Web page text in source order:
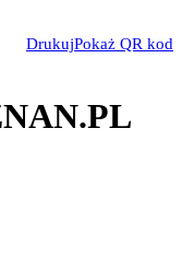
DrukujPokaż QR kod